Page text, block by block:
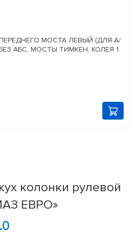
МОСТА ЛЕВЫЙ (ДЛЯ А/
АБС, МОСТЫ ТИМКЕН, КОЛЕЯ 1
колонки рулевой
ЕВРО»